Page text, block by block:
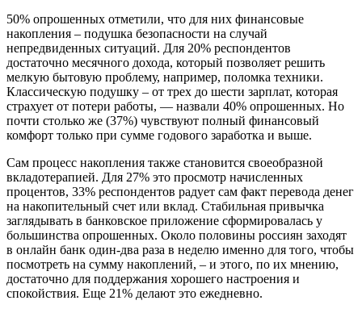
50% опрошенных отметили, что для них финансовые
накопления – подушка безопасности на случай
непредвиденных ситуаций. Для 20% респондентов
достаточно месячного дохода, который позволяет решить
мелкую бытовую проблему, например, поломка техники.
Классическую подушку – от трех до шести зарплат, которая
страхует от потери работы, — назвали 40% опрошенных. Но
почти столько же (37%) чувствуют полный финансовый
комфорт только при сумме годового заработка и выше.
Сам процесс накопления также становится своеобразной
вкладотерапией. Для 27% это просмотр начисленных
процентов, 33% респондентов радует сам факт перевода денег
на накопительный счет или вклад. Стабильная привычка
заглядывать в банковское приложение сформировалась у
большинства опрошенных. Около половины россиян заходят
в онлайн банк один-два раза в неделю именно для того, чтобы
посмотреть на сумму накоплений, – и этого, по их мнению,
достаточно для поддержания хорошего настроения и
спокойствия. Еще 21% делают это ежедневно.